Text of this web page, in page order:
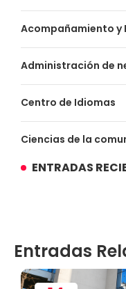
Acompañamiento y
Administración de
Centro de Idiomas
Ciencias de la
Convenios
ENTRADAS
Entradas